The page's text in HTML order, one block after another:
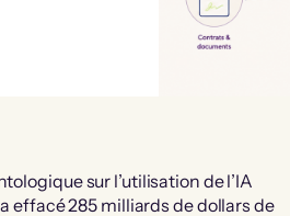
sur l’utilisation de l’IA
effacé 285 milliards de dollars de